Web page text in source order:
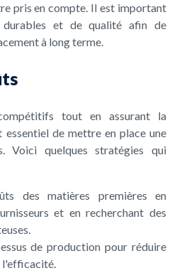
pris en compte. Il est important
et de qualité afin de
à long terme.
tout en assurant la
de mettre en place une
Voici quelques stratégies qui
des matières premières en
et en recherchant des
de production pour réduire
l'efficacité.